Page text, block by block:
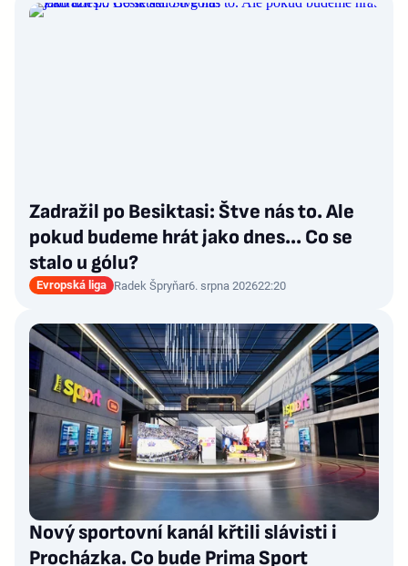
Zadražil po Besiktasi: Štve nás to. Ale
pokud budeme hrát jako dnes... Co se
stalo u gólu?
Evropská liga Radek Špryňar6. srpna 202622:20
Nový sportovní kanál křtili slávisti i
Procházka. Co bude Prima Sport